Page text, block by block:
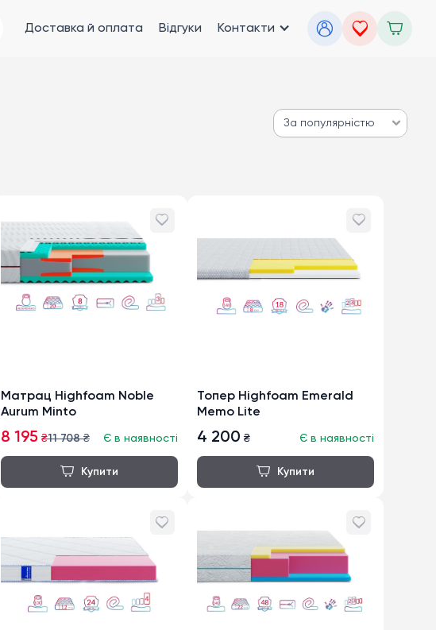
Доставка й оплата Відгуки Контакти
За популярністю
Матрац Highfoam Noble
Aurum Minto
8 195₴11 708₴ Є в наявності
Топер Highfoam Emerald
Memo Lite
4 200 ₴ Є в наявності